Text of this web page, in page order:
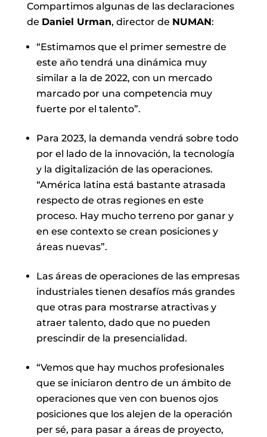
Compartimos algunas de las declaraciones
de Daniel Urman, director de NUMAN:
“Estimamos que el primer semestre de
este año tendrá una dinámica muy
similar a la de 2022, con un mercado
marcado por una competencia muy
fuerte por el talento”.
Para 2023, la demanda vendrá sobre todo
por el lado de la innovación, la tecnología
y la digitalización de las operaciones.
“América latina está bastante atrasada
respecto de otras regiones en este
proceso. Hay mucho terreno por ganar y
en ese contexto se crean posiciones y
áreas nuevas”.
Las áreas de operaciones de las empresas
industriales tienen desafíos más grandes
que otras para mostrarse atractivas y
atraer talento, dado que no pueden
prescindir de la presencialidad.
“Vemos que hay muchos profesionales
que se iniciaron dentro de un ámbito de
operaciones que ven con buenos ojos
posiciones que los alejen de la operación
per sé, para pasar a áreas de proyecto,